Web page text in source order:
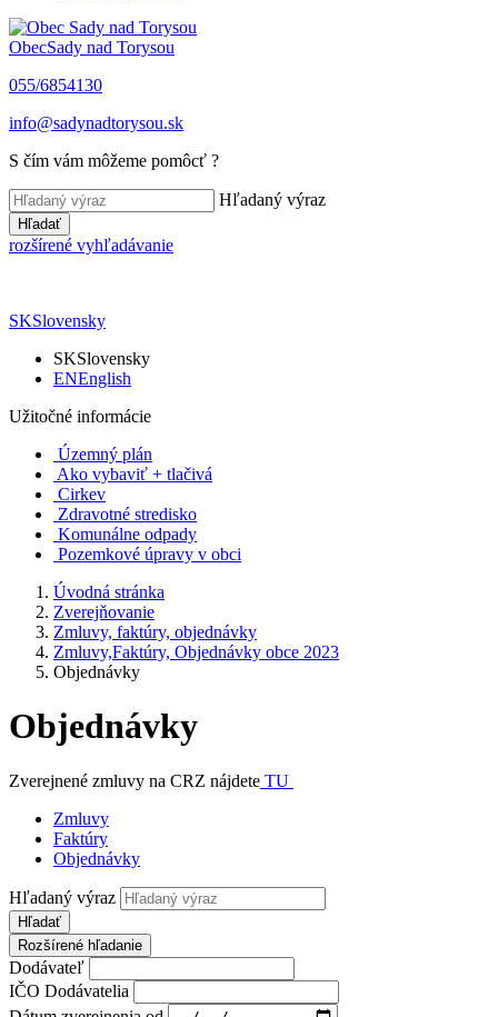
ObecSady nad Torysou
055/6854130
info@sadynadtorysou.sk
S čím vám môžeme pomôcť ?
Hľadaný výraz
Hľadať
rozšírené vyhľadávanie
SKSlovensky
SKSlovensky
ENEnglish
Užitočné informácie
Územný plán
Ako vybaviť + tlačivá
Cirkev
Zdravotné stredisko
Komunálne odpady
Pozemkové úpravy v obci
Úvodná stránka
Zverejňovanie
Zmluvy, faktúry, objednávky
Zmluvy,Faktúry, Objednávky obce 2023
Objednávky
Objednávky
Zverejnené zmluvy na CRZ nájdete TU
Zmluvy
Faktúry
Objednávky
Hľadaný výraz
Hľadať
Rozšírené hľadanie
Dodávateľ
IČO Dodávatelia